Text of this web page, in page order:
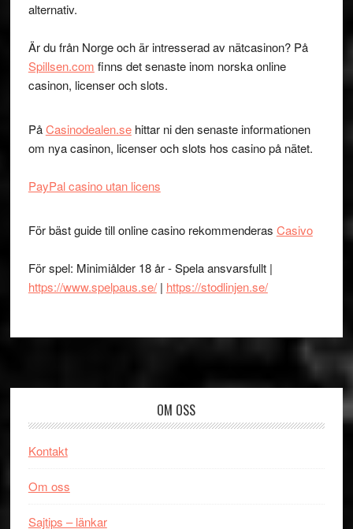
alternativ.
Är du från Norge och är intresserad av nätcasinon? På
Spillsen.com finns det senaste inom norska online
casinon, licenser och slots.
PåCasinodealen.sehittar ni den senaste informationen
om nya casinon, licenser och slots hos casino på nätet.
PayPal casino utan licens
För bäst guide till online casino rekommenderas Casivo
För spel: Minimiålder 18 år - Spela ansvarsfullt |
https://www.spelpaus.se/| https://stodlinjen.se/
OM OSS
Kontakt
Om oss
Sajtips – länkar